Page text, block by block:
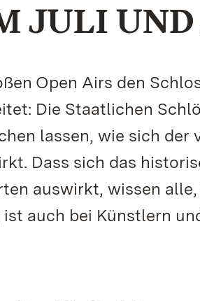
JULI UND
Open Airs den
Die Staatlichen
lassen, wie sich der
Dass sich das
auswirkt, wissen
auch bei Künstlern